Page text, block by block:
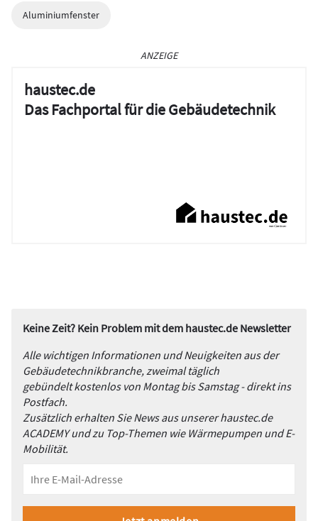
Aluminiumfenster
ANZEIGE
haustec.de
Das Fachportal für die Gebäudetechnik
Keine Zeit? Kein Problem mit dem haustec.de Newsletter
Alle wichtigen Informationen und Neuigkeiten aus der
Gebäudetechnikbranche, zweimal täglich
gebündelt kostenlos von Montag bis Samstag - direkt ins
Postfach.
Zusätzlich erhalten Sie News aus unserer haustec.de
ACADEMY und zu Top-Themen wie Wärmepumpen und E-
Mobilität.